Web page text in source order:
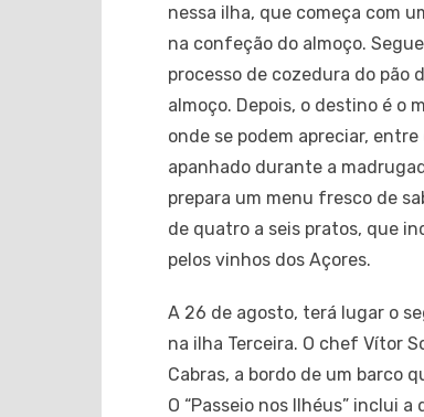
nessa ilha, que começa com
na confeção do almoço.
processo de cozedura do pão
almoço. Depois, o destino é o
onde se podem apreciar,
apanhado durante a
prepara um menu fresco de
de quatro a seis pratos, que
pelos vinhos dos Açores.
A 26 de agosto, terá lugar o
na ilha Terceira. O chef Vítor
Cabras, a bordo de um barco
O “Passeio nos Ilhéus” inclui